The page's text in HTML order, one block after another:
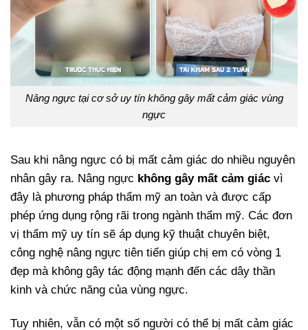
Nâng ngực tại cơ sở uy tín không gây mất cảm giác vùng
ngực
Sau khi nâng ngực có bị mất cảm giác do nhiều nguyên
nhân gây ra. Nâng ngực không gây mất cảm giác vì
đây là phương pháp thẩm mỹ an toàn và được cấp
phép ứng dụng rộng rãi trong ngành thẩm mỹ. Các đơn
vị thẩm mỹ uy tín sẽ áp dụng kỹ thuật chuyên biệt,
công nghệ nâng ngực tiên tiến giúp chị em có vòng 1
đẹp mà không gây tác động mạnh đến các dây thần
kinh và chức năng của vùng ngực.
Tuy nhiên, vẫn có một số người có thể bị mất cảm giác